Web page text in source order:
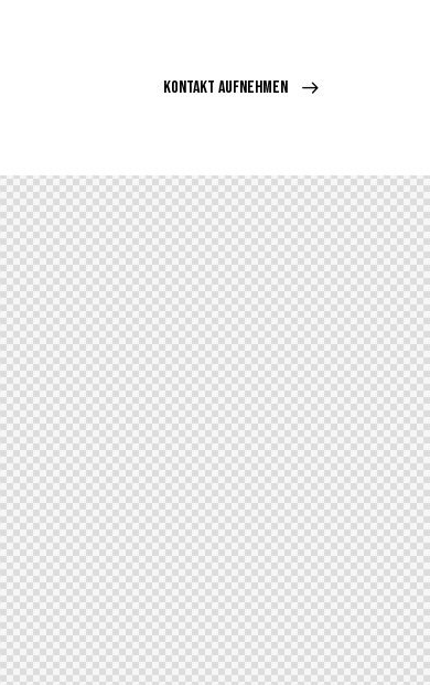
KONTAKT AUFNEHMEN